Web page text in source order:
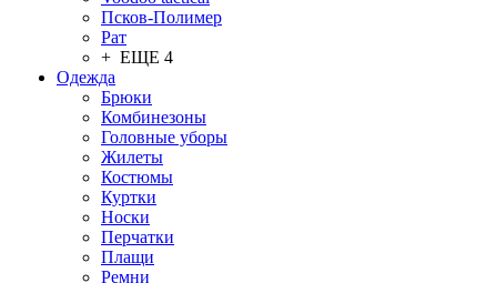
Псков-Полимер
Рат
+ ЕЩЕ 4
Одежда
Брюки
Комбинезоны
Головные уборы
Жилеты
Костюмы
Куртки
Носки
Перчатки
Плащи
Ремни